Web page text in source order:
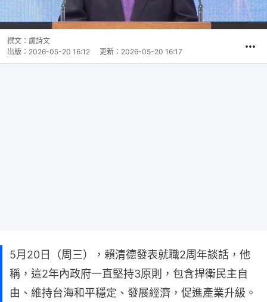
撰文： 盧詩文
出版： 2026-05-20 16:12 更新： 2026-05-20 16:17
5月20日（周三），賴清德發表就職2周年談話，他
稱，這2年內政府一直堅持3原則，包含捍衛民主自
由、維持台海和平穩定、發展經濟，促進產業升級。